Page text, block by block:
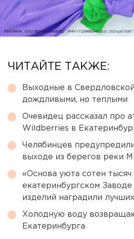
ЧИТАЙТЕ ТАКЖЕ:
Выходные в
дождливыми, но теплыми
Очевидец рассказал про
Wildberries в
Челябинцев
выходе из берегов реки
«Основа уюта сотен тысяч
екатеринбургском
изделий наградили
Холодную воду
Екатеринбурга